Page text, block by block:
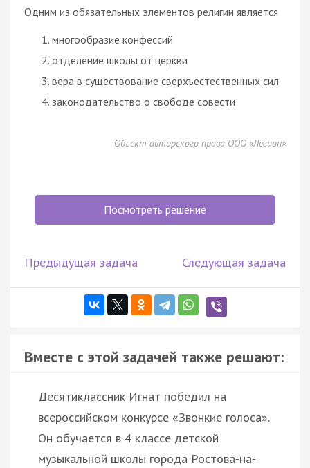
Одним из обязательных элементов религии является
многообразие конфессий
отделение школы от церкви
вера в существование сверхъестественных сил
законодательство о свободе совести
Объект авторского права ООО «Легион»
Посмотреть решение
Предыдущая задача Следующая задача
Вместе с этой задачей также решают:
Десятиклассник Игнат победил на
всероссийском конкурсе «Звонкие голоса».
Он обучается в 4 классе детской
музыкальной школы города Ростова-на-